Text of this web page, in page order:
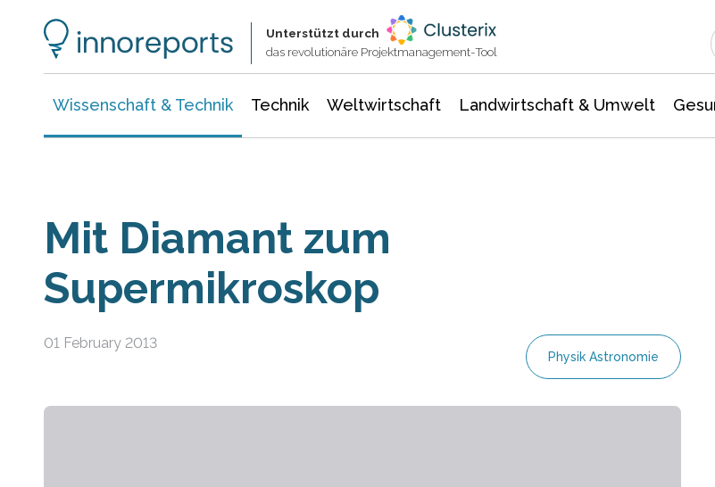
Unterstützt durch
das revolutionäre Projektmanagement-Tool
Wissenschaft & Technik Technik Weltwirtschaft Landwirtschaft & Umwelt
Mit Diamant zum
Supermikroskop
01 February 2013
Physik Astronomie